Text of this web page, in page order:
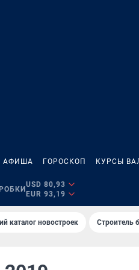
АФИША ГОРОСКОП КУРСЫ
USD 80,93
EUR 93,19
каталог новостроек Строитель